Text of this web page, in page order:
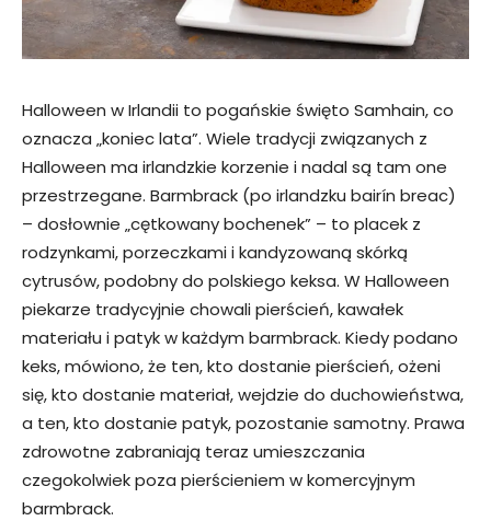
Halloween w Irlandii to pogańskie święto Samhain, co
oznacza „koniec lata”. Wiele tradycji związanych z
Halloween ma irlandzkie korzenie i nadal są tam one
przestrzegane. Barmbrack (po irlandzku bairín breac)
– dosłownie „cętkowany bochenek” – to placek z
rodzynkami, porzeczkami i kandyzowaną skórką
cytrusów, podobny do polskiego keksa. W Halloween
piekarze tradycyjnie chowali pierścień, kawałek
materiału i patyk w każdym barmbrack. Kiedy podano
keks, mówiono, że ten, kto dostanie pierścień, ożeni
się, kto dostanie materiał, wejdzie do duchowieństwa,
a ten, kto dostanie patyk, pozostanie samotny. Prawa
zdrowotne zabraniają teraz umieszczania
czegokolwiek poza pierścieniem w komercyjnym
barmbrack.